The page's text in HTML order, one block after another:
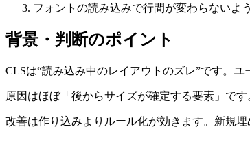
フォントの読み込みで行間が変わらないよ
背景・判断のポイント
CLSは“読み込み中のレイアウトのズレ”です。
原因はほぼ「後からサイズが確定する要素」で
改善は作り込みよりルール化が効きます。新規